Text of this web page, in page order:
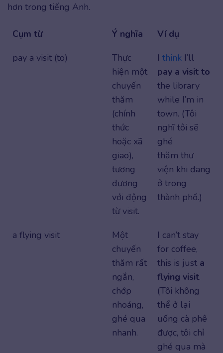
hơn trong tiếng Anh.
Cụm từ Ý nghĩa
Ví dụ
pay a visit (to)
Thực
hiện một
chuyến
thăm
(chính
thức
hoặc xã
giao),
tương
đương
với động
từ visit.
I think I’ll
pay a visit to
the library
while I’m in
town. (Tôi
nghĩ tôi sẽ
ghé
thăm thư
viện khi đang
ở trong
thành phố.)
a flying visit
Một
chuyến
thăm rất
ngắn,
chớp
nhoáng,
ghé qua
nhanh.
I can’t stay
for coffee,
this is just a
flying visit.
(Tôi không
thể ở lại
uống cà phê
được, tôi chỉ
ghé qua mà